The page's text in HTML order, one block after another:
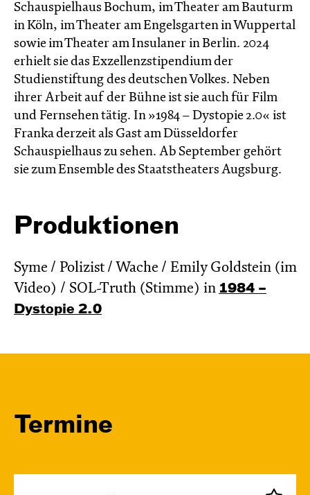
Schauspielhaus Bochum, im Theater am Bauturm
in Köln, im Theater am Engelsgarten in Wuppertal
sowie im Theater am Insulaner in Berlin. 2024
erhielt sie das Exzellenzstipendium der
Studienstiftung des deutschen Volkes. Neben
ihrer Arbeit auf der Bühne ist sie auch für Film
und Fernsehen tätig. In »1984 – Dystopie 2.0« ist
Franka derzeit als Gast am Düsseldorfer
Schauspielhaus zu sehen. Ab September gehört
sie zum Ensemble des Staatstheaters Augsburg.
Produktionen
Syme / Polizist / Wache / Emily Goldstein (im
Video) / SOL-Truth (Stimme) in 1984 –
Dystopie 2.0
Termine